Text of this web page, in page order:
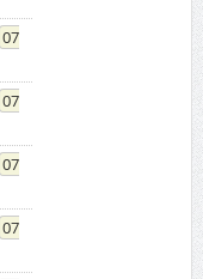
07
07
07
07